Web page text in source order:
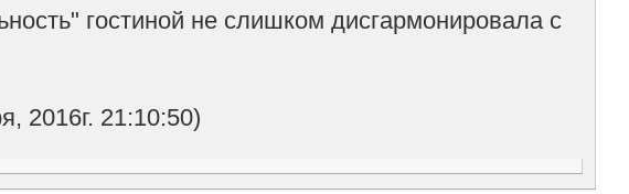
гостиной не слишком дисгармонировала с
2016г. 21:10:50)